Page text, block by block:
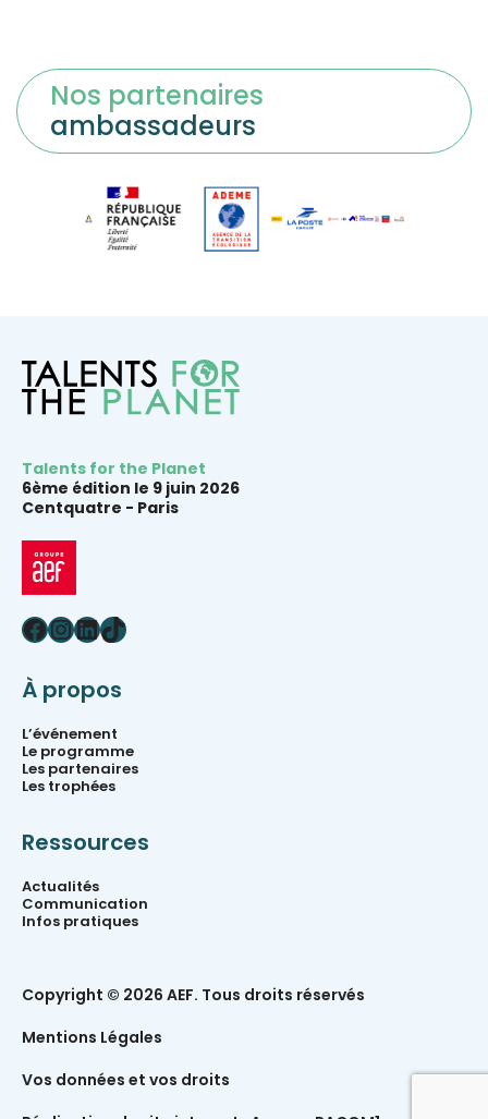
Nos partenaires
ambassadeurs
Talents for the Planet
6ème édition le 9 juin 2026
Centquatre - Paris
Facebook
Instagram
LinkedIn
TikTok
À propos
L’événement
Le programme
Les partenaires
Les trophées
Ressources
Actualités
Communication
Infos pratiques
Copyright © 2026 AEF. Tous droits réservés
Mentions Légales
Vos données et vos droits